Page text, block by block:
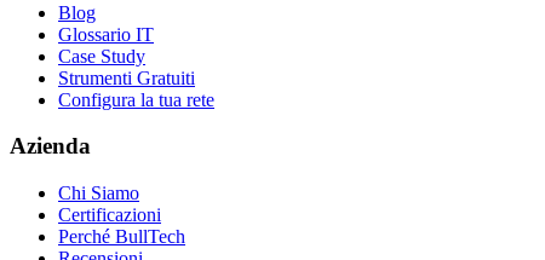
Blog
Glossario IT
Case Study
Strumenti Gratuiti
Configura la tua rete
Azienda
Chi Siamo
Certificazioni
Perché BullTech